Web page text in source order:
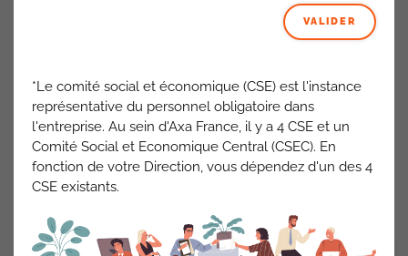
Discovery
Plusieurs mises à jour sur les décès et droits de succession,
les comptes rendus d’entretien et un nouveau devoir de
conseil seront prochainement mis en place.
VOIR TOUT
VALIDER
*Le comité social et économique (CSE) est l'instance
représentative du personnel obligatoire dans
l'entreprise. Au sein d'Axa France, il y a 4 CSE et un
Comité Social et Economique Central (CSEC). En
fonction de votre Direction, vous dépendez d'un des 4
CSE existants.